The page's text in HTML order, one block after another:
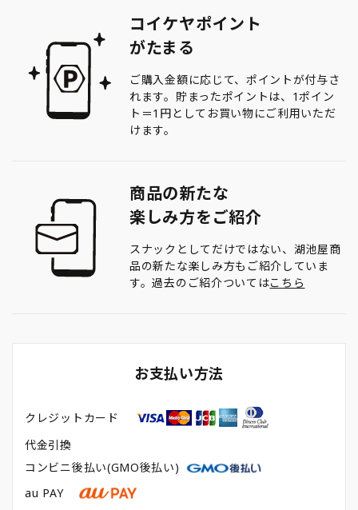
コイケヤポイント
がたまる
ご購入金額に応じて、ポイントが付与さ
れます。貯まったポイントは、1ポイン
ト＝1円としてお買い物にご利用いただ
けます。
商品の新たな
楽しみ方をご紹介
スナックとしてだけではない、湖池屋商
品の新たな楽しみ方もご紹介していま
す。過去のご紹介ついてはこちら
お支払い方法
クレジットカード
代金引換
コンビニ後払い(GMO後払い)
au PAY